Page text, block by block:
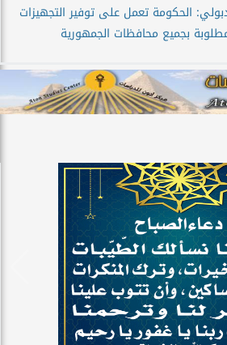
الحكومة تعمل على توفير التجهيزات
بجميع محافظات الجمهورية